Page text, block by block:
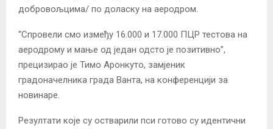
добровољцима/ по доласку на аеродром.
“Спровели смо између 16.000 и 17.000 ПЦР тестова на
аеродрому и мање од један одсто је позитивно”,
прецизирао је Тимо Аронкуто, замјеник
градоначелника града Ванта, на конференцији за
новинаре.
Резултати које су остварили пси готово су идентични